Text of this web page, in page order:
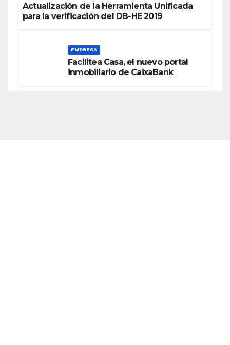
Actualización de la Herramienta Unificada
para la verificación del DB-HE 2019
EMPRESA
Facilitea Casa, el nuevo portal
inmobiliario de CaixaBank